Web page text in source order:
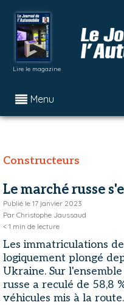
Lire le magazine
Menu
Constructeurs
Le marché russe
Publié le 17 janvier 2023
Par Christophe Jaussaud
< 1 min de lecture
Les immatriculations
logiquement plongé
Ukraine. Sur
russe a reculé de 58,8
véhicules mis à la route.